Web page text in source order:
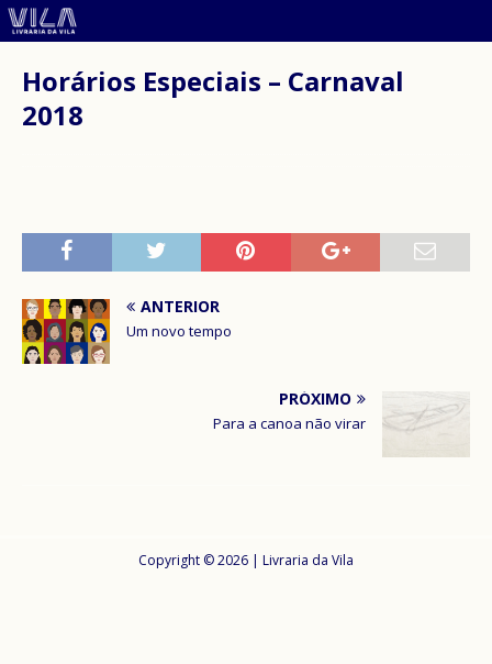
Horários Especiais – Carnaval
2018
ANTERIOR
Um novo tempo
PRÓXIMO
Para a canoa não virar
Copyright © 2026 | Livraria da Vila